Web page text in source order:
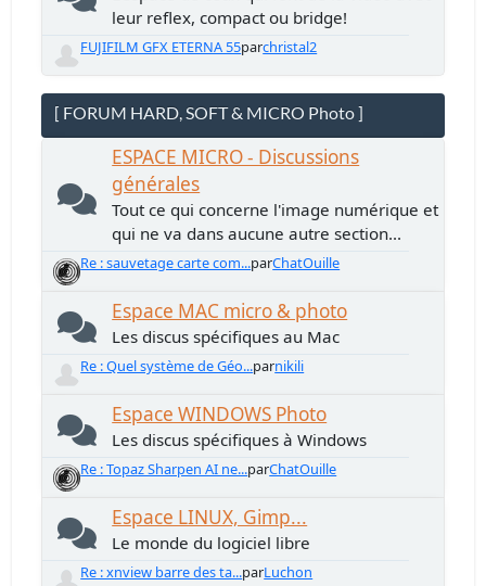
leur reflex, compact ou bridge!
FUJIFILM GFX ETERNA 55parchristal2
[ FORUM HARD, SOFT & MICRO Photo ]
ESPACE MICRO - Discussions
générales
Tout ce qui concerne l'image numérique et
qui ne va dans aucune autre section...
Re : sauvetage carte com...parChatOuille
Espace MAC micro & photo
Les discus spécifiques au Mac
Re : Quel système de Géo...parnikili
Espace WINDOWS Photo
Les discus spécifiques à Windows
Re : Topaz Sharpen AI ne...parChatOuille
Espace LINUX, Gimp...
Le monde du logiciel libre
Re : xnview barre des ta...parLuchon